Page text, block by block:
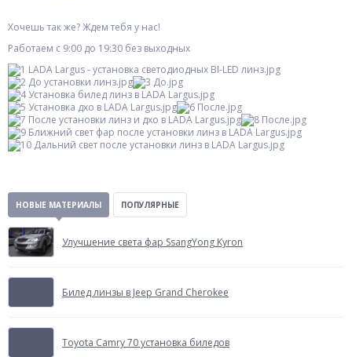
Хочешь так же? Ждем тебя у нас!
Работаем с 9:00 до 19:30 без выходных
НОВЫЕ МАТЕРИАЛЫ ПОПУЛЯРНЫЕ
Улучшение света фар SsangYong Kyron
Билед линзы в Jeep Grand Cherokee
Toyota Camry 70 установка биледов